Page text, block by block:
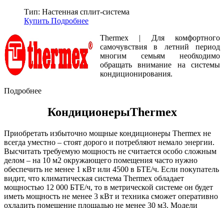
Тип: Настенная сплит-система
Купить Подробнее
Thermex | Для комфортного
самочувствия в летний период
многим семьям необходимо
обращать внимание на системы
кондиционирования.
Подробнее
КондиционерыThermex
Приобретать избыточно мощные кондиционеры Thermex не
всегда уместно – стоят дорого и потребляют немало энергии.
Высчитать требуемую мощность не считается особо сложным
делом – на 10 м2 окружающего помещения часто нужно
обеспечить не менее 1 кВт или 4500 в БТЕ/ч. Если покупатель
видит, что климатическая система Thermex обладает
мощностью 12 000 БТЕ/ч, то в метрической системе он будет
иметь мощность не менее 3 кВт и техника сможет оперативно
охладить помещение площадью не менее 30 м3. Модели